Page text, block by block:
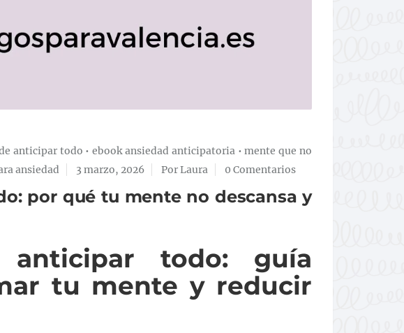
anticipar todo •ebook ansiedad anticipatoria•mente que no
ansiedad 3 marzo, 2026 Por Laura 0 Comentarios
por qué tu mente no descansa y
todo: guía
tu mente y reducir